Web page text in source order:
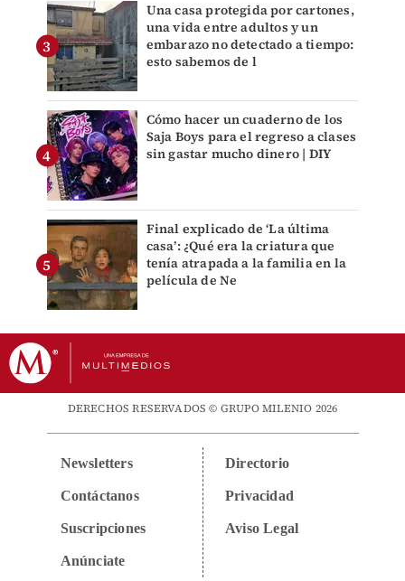
Una casa protegida por cartones,
una vida entre adultos y un
embarazo no detectado a tiempo:
esto sabemos de l
Cómo hacer un cuaderno de los
Saja Boys para el regreso a clases
sin gastar mucho dinero | DIY
Final explicado de ‘La última
casa’: ¿Qué era la criatura que
tenía atrapada a la familia en la
película de Ne
DERECHOS RESERVADOS © GRUPO MILENIO 2026
Newsletters
Contáctanos
Suscripciones
Anúnciate
Directorio
Privacidad
Aviso Legal